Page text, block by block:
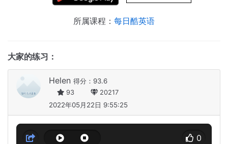
所属课程： 每日酷英语
大家的练习：
Helen 得分：93.6
93 20217
2022年05月22日 9:55:25
0